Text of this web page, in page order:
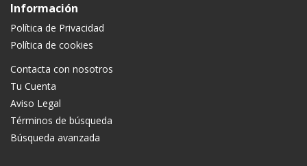
Información
Política de Privacidad
Política de cookies
Contacta con nosotros
Tu Cuenta
Aviso Legal
Términos de búsqueda
Búsqueda avanzada